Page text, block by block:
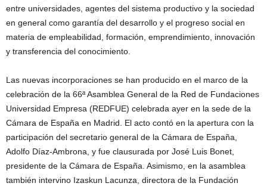
entre universidades, agentes del sistema productivo y la sociedad
en general como garantía del desarrollo y el progreso social en
materia de empleabilidad, formación, emprendimiento, innovación
y transferencia del conocimiento.
Las nuevas incorporaciones se han producido en el marco de la
celebración de la 66ª Asamblea General de la Red de Fundaciones
Universidad Empresa (REDFUE) celebrada ayer en la sede de la
Cámara de España en Madrid. El acto contó en la apertura con la
participación del secretario general de la Cámara de España,
Adolfo Díaz-Ambrona, y fue clausurada por José Luis Bonet,
presidente de la Cámara de España. Asimismo, en la asamblea
también intervino Izaskun Lacunza, directora de la Fundación